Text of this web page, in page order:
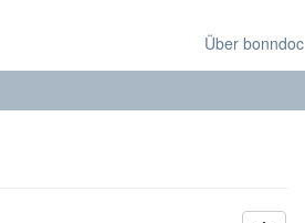
Über bonndoc